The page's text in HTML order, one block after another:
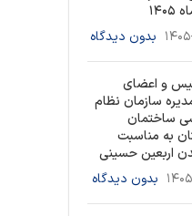
۱۴ بدون دیدگاه
و اعضای
سازمان نظام
ساختمان
به مناسبت
اربعین حسینی
۱۲ بدون دیدگاه